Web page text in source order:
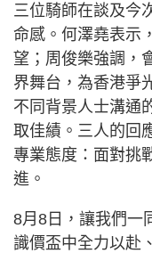
三位騎師在談及今
命感。何澤堯表示
望；周俊樂強調，
界舞台，為香港爭
不同背景人士溝通
取佳績。三人的回
專業態度：面對挑
進。
8月8日，讓我們一
識價盃中全力以赴